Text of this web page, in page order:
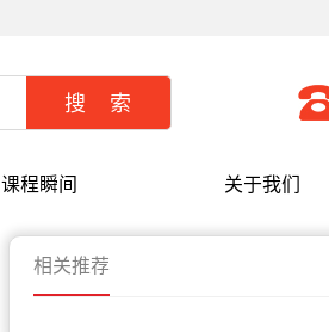
搜索
课程瞬间 关于我们
相关推荐